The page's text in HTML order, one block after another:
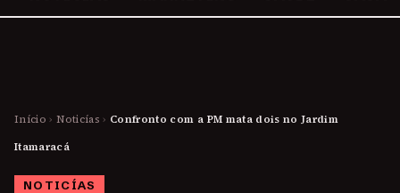
Início › Noticías › Confronto com a PM mata dois no Jardim
Itamaracá
NOTICÍAS